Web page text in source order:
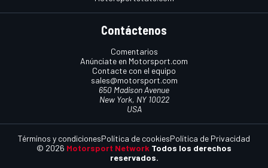
Contáctenos
Comentarios
Anúnciate en Motorsport.com
Contacte con el equipo
sales@motorsport.com
650 Madison Avenue
New York, NY 10022
USA
© 2026 Motorsport Network Todos los derechos
reservados.
Términos y condicionesPolítica de cookiesPolítica de Privacidad